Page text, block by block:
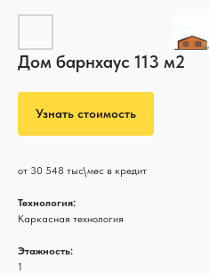
Дом барнхаус 113 м2
Узнать стоимость
от 30 548 тыс\мес в кредит
Технология:
Каркасная технология
Этажность:
1